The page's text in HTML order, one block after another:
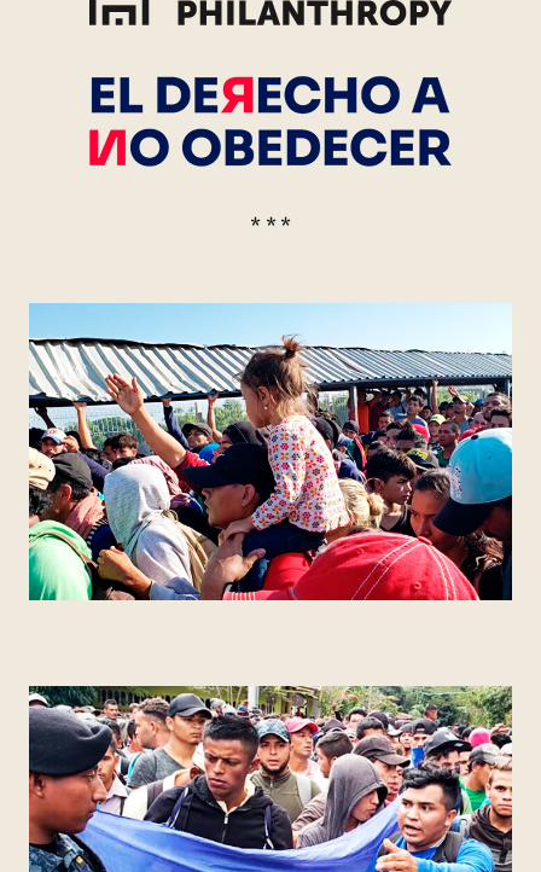
* * *